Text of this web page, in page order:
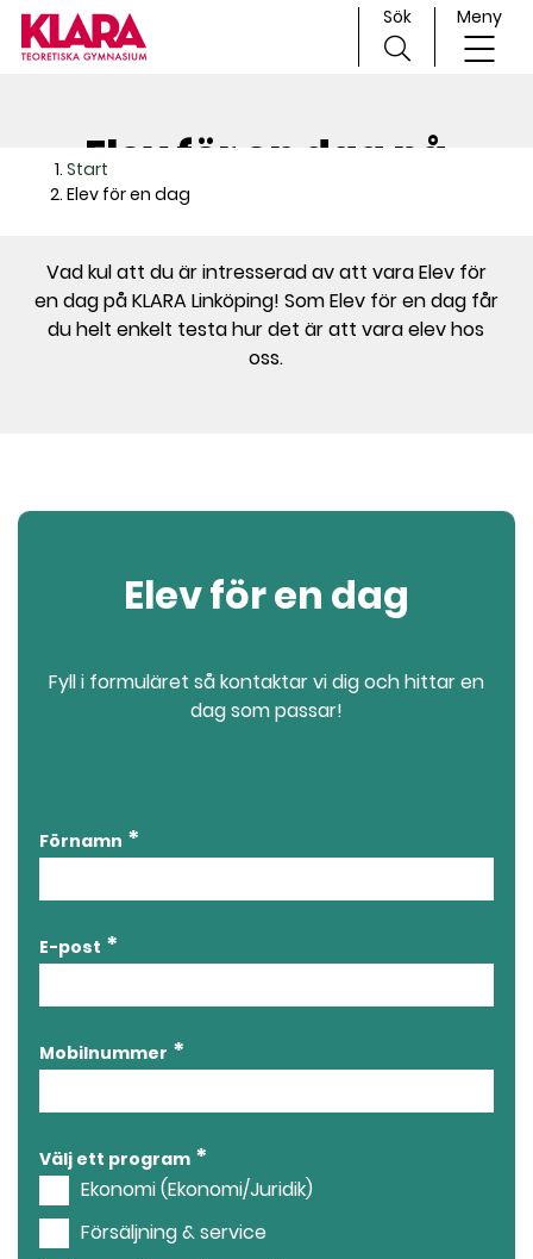
Sök Meny
Start
Elev för en dag
Elev för en dag på
KLARA Linköping
Vad kul att du är intresserad av att vara Elev för
en dag på KLARA Linköping! Som Elev för en dag får
du helt enkelt testa hur det är att vara elev hos
oss.
Elev för en dag
Fyll i formuläret så kontaktar vi dig och hittar en
dag som passar!
Förnamn
E-post
Mobilnummer
Välj ett program
Ekonomi (Ekonomi/Juridik)
Försäljning & service